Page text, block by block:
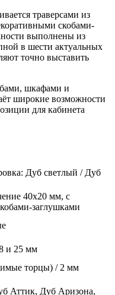
траверсами из
скобами-
выполнены из
в шести актуальных
точно выставить
шкафами и
широкие возможности
для кабинета
Дуб светлый / Дуб
40x20 мм, с
заглушками
и 25 мм
торцы) / 2 мм
Аттик, Дуб Аризона,